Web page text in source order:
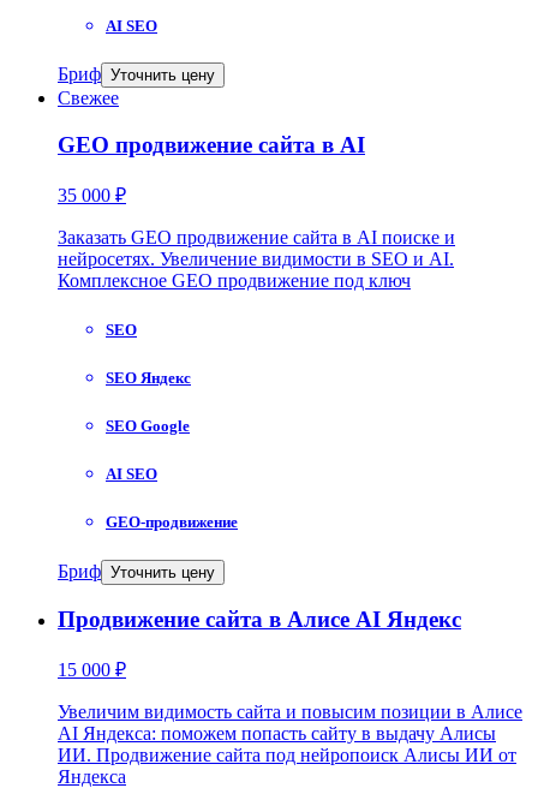
AI SEO
Бриф Уточнить цену
Свежее
GEO продвижение сайта в AI
35 000 ₽
Заказать GEO продвижение сайта в AI поиске и
нейросетях. Увеличение видимости в SEO и AI.
Комплексное GEO продвижение под ключ
SEO
SEO Яндекс
SEO Google
AI SEO
GEO-продвижение
Бриф Уточнить цену
Продвижение сайта в Алисе AI Яндекс
15 000 ₽
Увеличим видимость сайта и повысим позиции в Алисе
AI Яндекса: поможем попасть сайту в выдачу Алисы
ИИ. Продвижение сайта под нейропоиск Алисы ИИ от
Яндекса